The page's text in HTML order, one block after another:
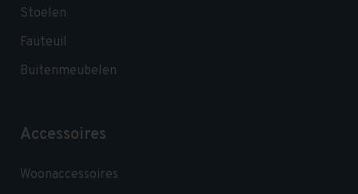
Stoelen
Fauteuil
Buitenmeubelen
Accessoires
Woonaccessoires